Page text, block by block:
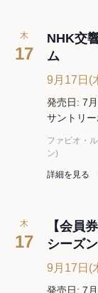
木
17
NHK交
ム
9月17日(
発売日: 7
サントリ
ファビオ・
ン)
詳細を見る
木
17
【会員
シーズ
9月17日(
発売日: 7